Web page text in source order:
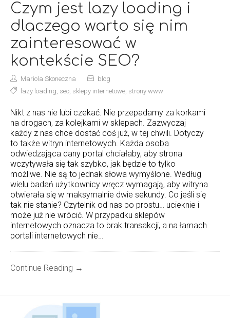
Czym jest lazy loading i
dlaczego warto się nim
zainteresować w
kontekście SEO?
Mariola Skoneczna
blog
lazy loading, seo, sklepy internetowe, strony www
Nikt z nas nie lubi czekać. Nie przepadamy za korkami
na drogach, za kolejkami w sklepach. Zazwyczaj
każdy z nas chce dostać coś już, w tej chwili. Dotyczy
to także witryn internetowych. Każda osoba
odwiedzająca dany portal chciałaby, aby strona
wczytywała się tak szybko, jak będzie to tylko
możliwe. Nie są to jednak słowa wymyślone. Według
wielu badań użytkownicy wręcz wymagają, aby witryna
otwierała się w maksymalnie dwie sekundy. Co jeśli się
tak nie stanie? Czytelnik od nas po prostu… ucieknie i
może już nie wrócić. W przypadku sklepów
internetowych oznacza to brak transakcji, a na łamach
portali internetowych nie…
Continue Reading →